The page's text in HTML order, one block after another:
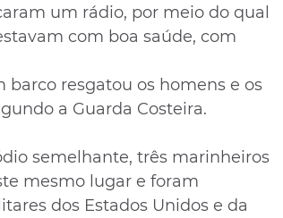
um rádio, por meio do qual
com boa saúde, com
barco resgatou os homens e os
a Guarda Costeira.
semelhante, três marinheiros
mesmo lugar e foram
dos Estados Unidos e da